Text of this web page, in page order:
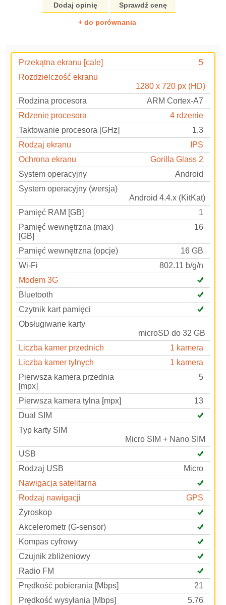
Dodaj opinię Sprawdź cenę
+ do porównania
Przekątna ekranu [cale]
5
Rozdzielczość ekranu
1280 x 720 px (HD)
Rodzina procesora
ARM Cortex-A7
Rdzenie procesora
4 rdzenie
Taktowanie procesora [GHz]
1.3
Rodzaj ekranu
IPS
Ochrona ekranu
Gorilla Glass 2
System operacyjny
Android
System operacyjny (wersja)
Android 4.4.x (KitKat)
Pamięć RAM [GB]
1
Pamięć wewnętrzna (max)
[GB]
16
Pamięć wewnętrzna (opcje)
16 GB
Wi-Fi
802.11 b/g/n
Modem 3G
Bluetooth
Czytnik kart pamięci
Obsługiwane karty
microSD do 32 GB
Liczba kamer przednich
1 kamera
Liczba kamer tylnych
1 kamera
Pierwsza kamera przednia
[mpx]
5
Pierwsza kamera tylna [mpx]
13
Dual SIM
Typ karty SIM
Micro SIM + Nano SIM
USB
Rodzaj USB
Micro
Nawigacja satelitarna
Rodzaj nawigacji
GPS
Żyroskop
Akcelerometr (G-sensor)
Kompas cyfrowy
Czujnik zbliżeniowy
Radio FM
Prędkość pobierania [Mbps]
21
Prędkość wysyłania [Mbps]
5.76